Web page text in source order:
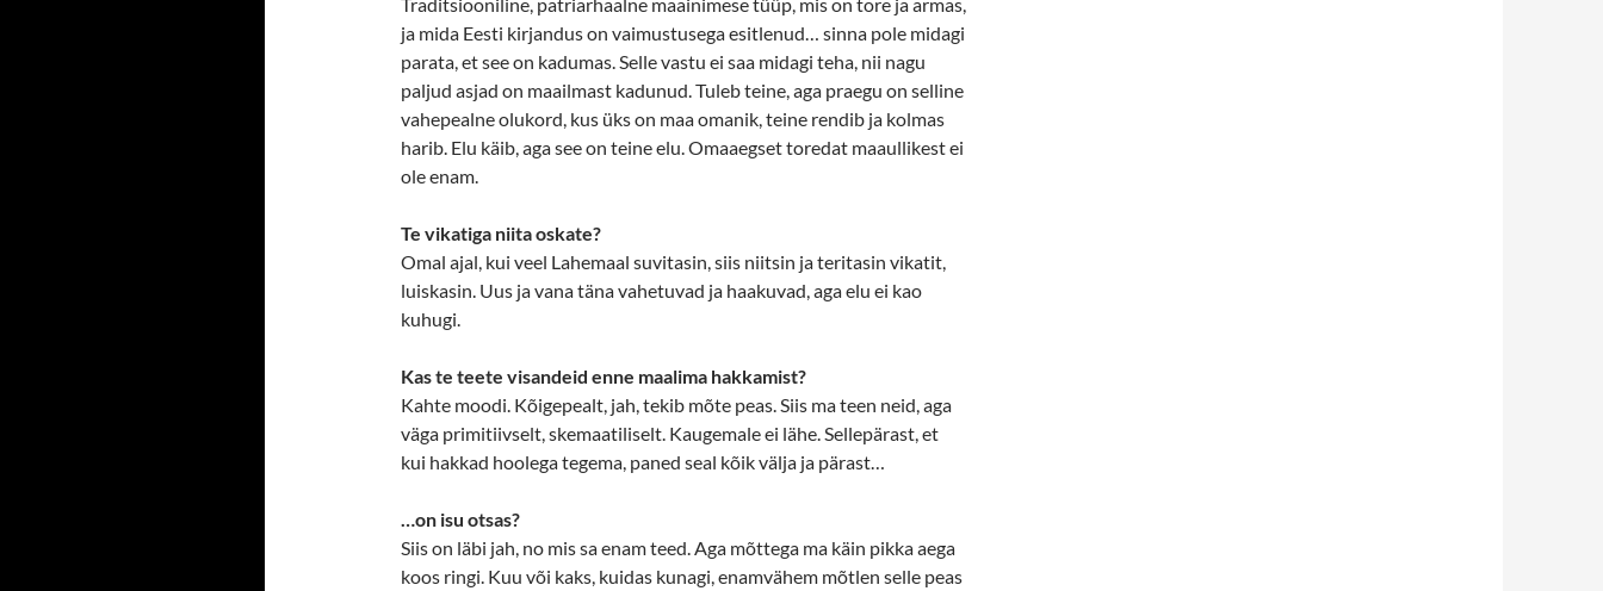
ja mida Eesti kirjandus on vaimustusega esitlenud… sinna pole midagi
parata, et see on kadumas. Selle vastu ei saa midagi teha, nii nagu
paljud asjad on maailmast kadunud. Tuleb teine, aga praegu on selline
vahepealne olukord, kus üks on maa omanik, teine rendib ja kolmas
harib. Elu käib, aga see on teine elu. Omaaegset toredat maaullikest ei
ole enam.
Te vikatiga niita oskate?
Omal ajal, kui veel Lahemaal suvitasin, siis niitsin ja teritasin vikatit,
luiskasin. Uus ja vana täna vahetuvad ja haakuvad, aga elu ei kao
kuhugi.
Kas te teete visandeid enne maalima hakkamist?
Kahte moodi. Kõigepealt, jah, tekib mõte peas. Siis ma teen neid, aga
väga primitiivselt, skemaatiliselt. Kaugemale ei lähe. Sellepärast, et
kui hakkad hoolega tegema, paned seal kõik välja ja pärast…
…on isu otsas?
Siis on läbi jah, no mis sa enam teed. Aga mõttega ma käin pikka aega
koos ringi. Kuu või kaks, kuidas kunagi, enamvähem mõtlen selle peas